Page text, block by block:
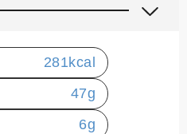
281kcal
47g
6g